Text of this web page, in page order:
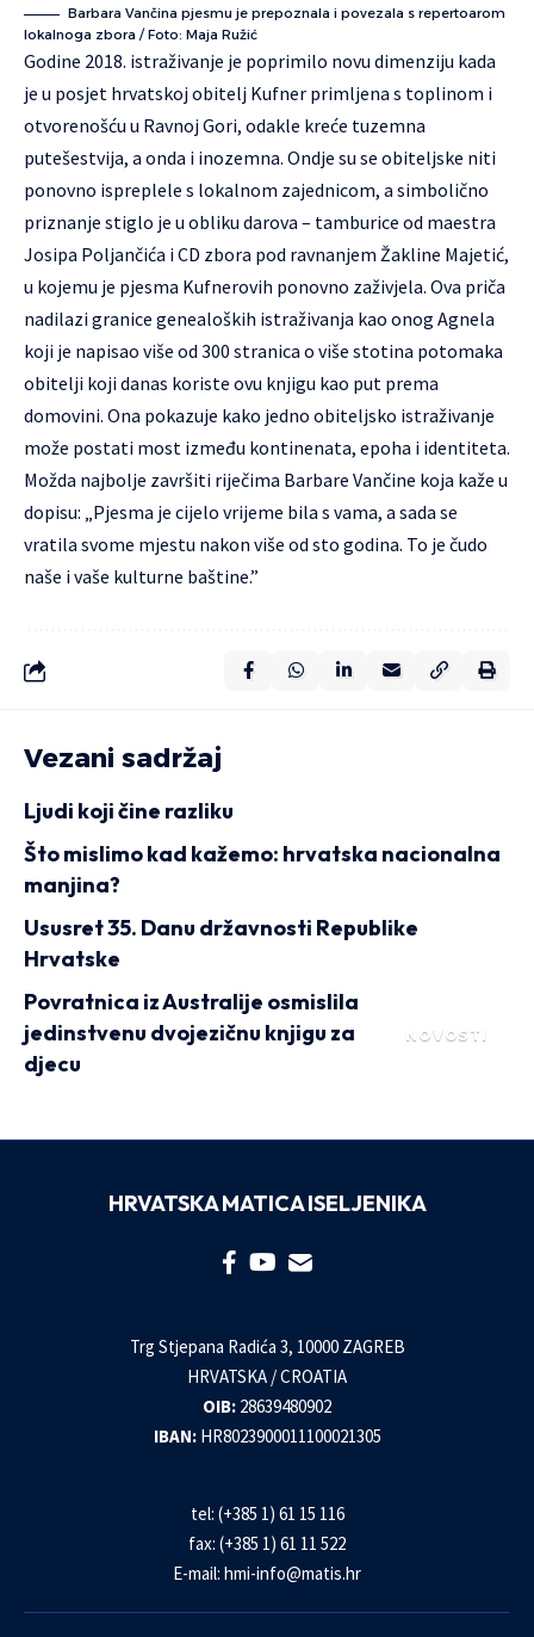
Barbara Vančina pjesmu je prepoznala i povezala s repertoarom
lokalnoga zbora / Foto: Maja Ružić
Godine 2018. istraživanje je poprimilo novu dimenziju kada
je u posjet hrvatskoj obitelj Kufner primljena s toplinom i
otvorenošću u Ravnoj Gori, odakle kreće tuzemna
putešestvija, a onda i inozemna. Ondje su se obiteljske niti
ponovno ispreplele s lokalnom zajednicom, a simbolično
priznanje stiglo je u obliku darova – tamburice od maestra
Josipa Poljančića i CD zbora pod ravnanjem Žakline Majetić,
u kojemu je pjesma Kufnerovih ponovno zaživjela. Ova priča
nadilazi granice genealoških istraživanja kao onog Agnela
koji je napisao više od 300 stranica o više stotina potomaka
obitelji koji danas koriste ovu knjigu kao put prema
domovini. Ona pokazuje kako jedno obiteljsko istraživanje
može postati most između kontinenata, epoha i identiteta.
Možda najbolje završiti riječima Barbare Vančine koja kaže u
dopisu: „Pjesma je cijelo vrijeme bila s vama, a sada se
vratila svome mjestu nakon više od sto godina. To je čudo
naše i vaše kulturne baštine.”
Vezani sadržaj
Ljudi koji čine razliku
Što mislimo kad kažemo: hrvatska nacionalna
manjina?
Ususret 35. Danu državnosti Republike
Hrvatske
NOVOSTI
Povratnica iz Australije osmislila
jedinstvenu dvojezičnu knjigu za
djecu
HRVATSKA MATICA ISELJENIKA
Trg Stjepana Radića 3, 10000 ZAGREB
HRVATSKA / CROATIA
OIB: 28639480902
IBAN: HR8023900011100021305
tel: (+385 1) 61 15 116
fax: (+385 1) 61 11 522
E-mail: hmi-info@matis.hr